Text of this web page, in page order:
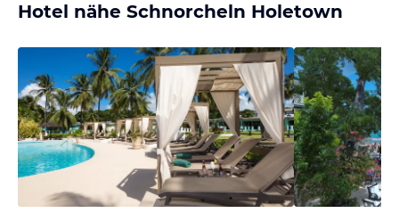
Hotel nähe Schnorcheln Holetown